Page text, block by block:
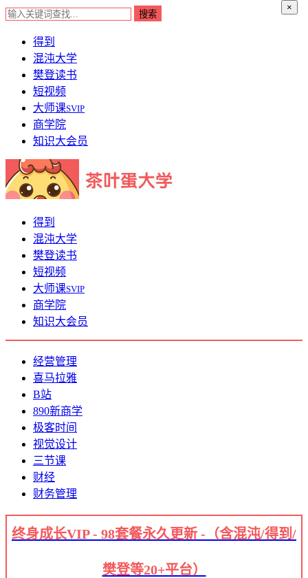
×
得到
混沌大学
樊登读书
短视频
大师课SVIP
商学院
知识大会员
得到
混沌大学
樊登读书
短视频
大师课SVIP
商学院
知识大会员
经营管理
喜马拉雅
B站
890新商学
极客时间
视觉设计
三节课
财经
财务管理
终身成长VIP - 98套餐永久更新 -（含混沌/得到/
樊登等20+平台）